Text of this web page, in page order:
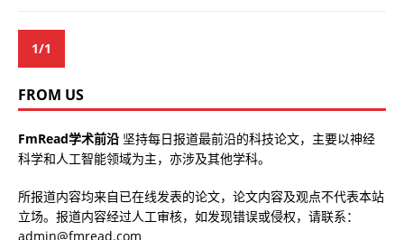
1/1
FROM US
FmRead学术前沿 坚持每日报道最前沿的科技论文，主要以神经
科学和人工智能领域为主，亦涉及其他学科。
所报道内容均来自已在线发表的论文，论文内容及观点不代表本站
立场。报道内容经过人工审核，如发现错误或侵权，请联系：
admin@fmread.com